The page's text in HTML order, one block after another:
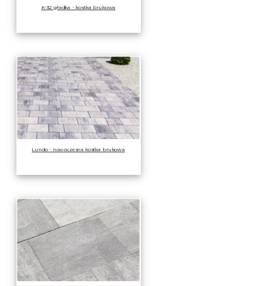
K-32 gładka - kostka brukowa
Lundo - nowoczesna kostka brukowa